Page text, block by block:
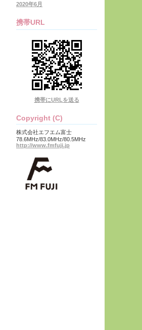
2020年6月
携帯URL
携帯にURLを送る
Copyright (C)
株式会社エフエム富士
78.6MHz/83.0MHz/80.5MHz
http://www.fmfuji.jp